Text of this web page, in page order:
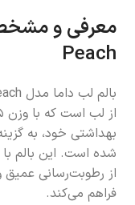
معرفی و
Peach
بهداشتی خود، به
شده است. این بالم با
از رطوبت‌رسانی
فراهم می‌کند.